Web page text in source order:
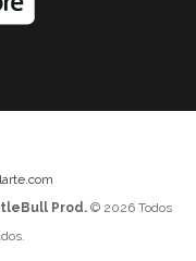
Prod.© 2026 Todos